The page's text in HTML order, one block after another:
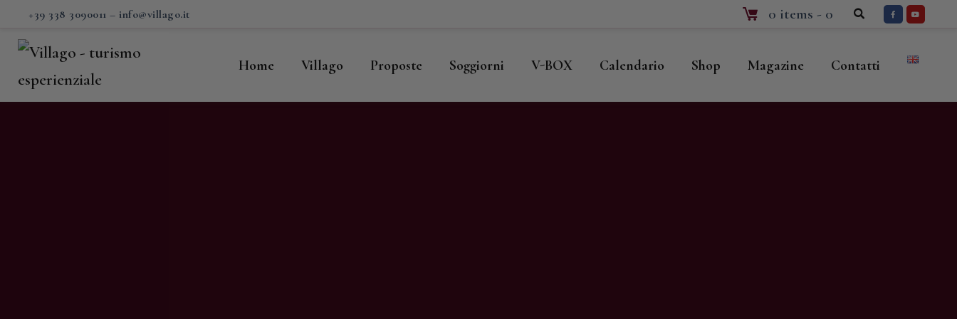
+39 338 3090011 – info@villago.it 0 items - 0
Home Villago Proposte Soggiorni V-BOX Calendario Shop Magazine Contatti
Villago
Proposte